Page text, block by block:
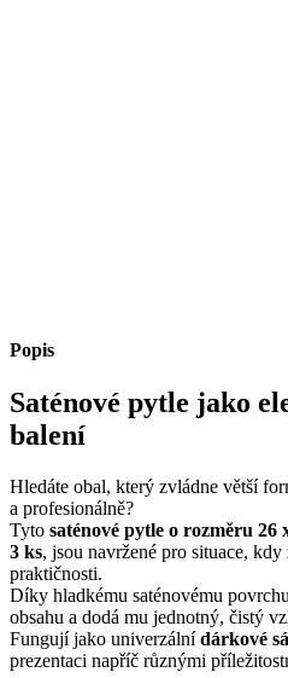
Popis
Saténové pytle jako
balení
Hledáte obal, který zvládne větší
a profesionálně?
Tyto saténové pytle o rozměru 26
3 ks, jsou navržené pro situace,
praktičnosti.
Díky hladkému saténovému
obsahu a dodá mu jednotný, čistý
Fungují jako univerzálnídárkové
prezentaci napříč různými